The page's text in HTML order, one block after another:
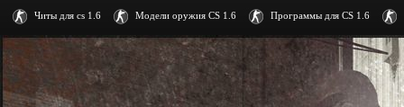
Читы для cs 1.6 Модели оружия CS 1.6 Программы для CS 1.6